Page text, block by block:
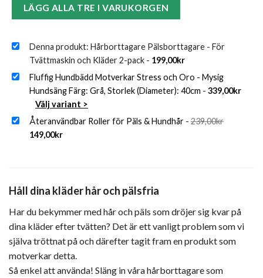
LÄGG ALLA TRE I VARUKORGEN
Denna produkt: Hårborttagare Pälsborttagare - För
Tvättmaskin och Kläder 2-pack - 199,00kr
Fluffig Hundbädd Motverkar Stress och Oro - Mysig
Hundsäng Färg: Grå, Storlek (Diameter): 40cm - 339,00kr
Välj variant >
Återanvändbar Roller för Päls & Hundhår - 239,00kr
149,00krDet
Håll dina kläder hår och pälsfria
Har du bekymmer med hår och päls som dröjer sig kvar på
dina kläder efter tvätten? Det är ett vanligt problem som vi
själva tröttnat på och därefter tagit fram en produkt som
motverkar detta.
Så enkel att använda! Släng in våra hårborttagare som